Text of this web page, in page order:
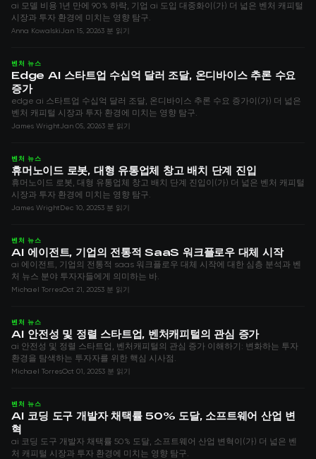
ai 모델 비용 1년 만에 90% 하락, 기업 ai 도입 대중화이(가) 더 넓은 벤처 캐피털
시장과 투자 환경에 미치는 영향 탐구.
Anna Kowalski Jan 15, 20263 분 읽기
벤처 뉴스
Edge AI 스타트업 수십억 달러 조달, 온디바이스 추론 수요
증가
edge ai 스타트업 수십억 달러 조달, 온디바이스 추론 수요 증가이(가) 더 넓은
벤처 캐피털 시장과 투자 환경에 미치는 영향 탐구.
James Wright Jan 05, 20263 분 읽기
벤처 뉴스
휴머노이드 로봇, 대형 유통업체 창고 배치 단계 진입
휴머노이드 로봇, 대형 유통업체 창고 배치 단계 진입이(가) 더 넓은 벤처 캐피털
시장과 투자 환경에 미치는 영향 탐구.
James WrightDec 10, 20253 분 읽기
벤처 뉴스
AI 에이전트, 기업의 전통적 SaaS 워크플로우 대체 시작
ai 에이전트, 기업의 전통적 saas 워크플로우 대체 시작에 대한 심층 분석과 벤
처 뉴스 분야 투자자들에게 의미하는 바.
Michael TorresOct 21, 20253 분 읽기
벤처 뉴스
AI 안전성 및 정렬 스타트업, 벤처캐피털의 관심 증가
ai 안전성 및 정렬 스타트업, 벤처캐피털의 관심 증가 이해하기: 변화하는 투자
환경을 탐색하는 투자자를 위한 핵심 시사점.
Michael TorresOct 01, 20253 분 읽기
벤처 뉴스
AI 코딩 도구 개발자 채택률 50% 도달, 소프트웨어 산업 변
혁
ai 코딩 도구 개발자 채택률 50% 도달, 소프트웨어 산업 변혁이(가) 더 넓은 벤
처 캐피털 시장과 투자 환경에 미치는 영향 탐구.